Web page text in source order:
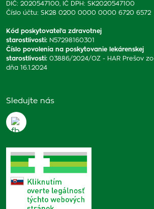
DIČ: 2020547100, IČ DPH: SK2020547100
Číslo účtu: SK28 0200 0000 0000 6720 6572
Kód poskytovateľa zdravotnej
starostlivosti: N57298160301
Číslo povolenia na poskytovanie lekárenskej
starostlivosti: 03886/2024/OZ - HAR Prešov zo
dňa 16.1.2024
Sledujte nás